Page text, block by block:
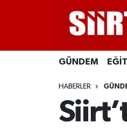
GÜNDEM
HABERLER
SİYASET
EKONOMİ
Siirt Nöbetçi Eczaneler
Siirt Hava Durumu
Siirt Namaz Vakitleri
Siirt Trafik Yoğunluk